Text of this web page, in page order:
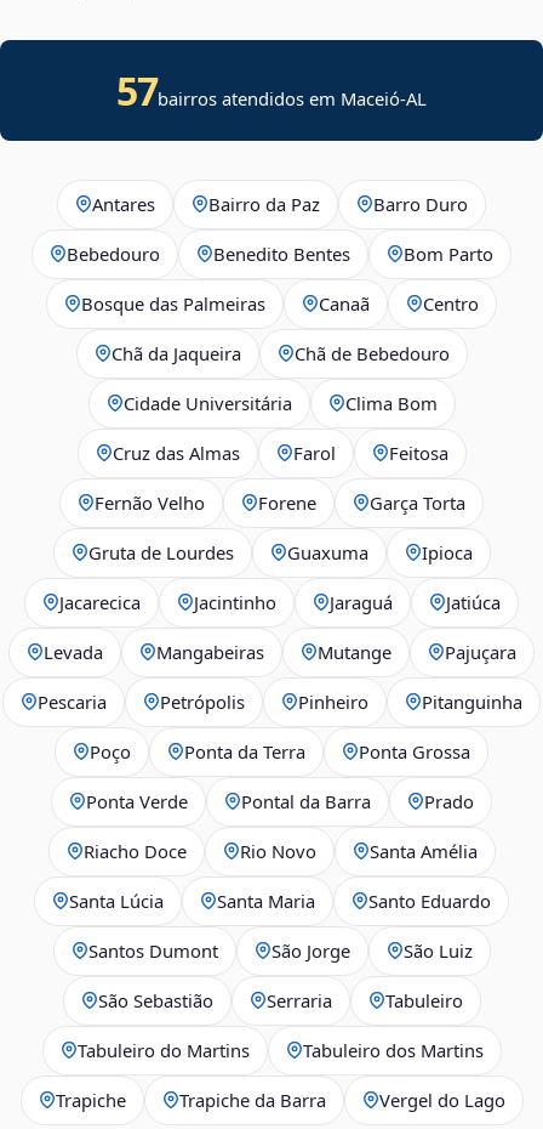
57bairros atendidos em Maceió-AL
Antares Bairro da Paz Barro Duro
Bebedouro Benedito Bentes Bom Parto
Bosque das Palmeiras Canaã Centro
Chã da Jaqueira Chã de Bebedouro
Cidade Universitária Clima Bom
Cruz das Almas Farol Feitosa
Fernão Velho Forene Garça Torta
Gruta de Lourdes Guaxuma Ipioca
Jacarecica Jacintinho Jaraguá Jatiúca
Levada Mangabeiras Mutange Pajuçara
Pescaria Petrópolis Pinheiro Pitanguinha
Poço Ponta da Terra Ponta Grossa
Ponta Verde Pontal da Barra Prado
Riacho Doce Rio Novo Santa Amélia
Santa Lúcia Santa Maria Santo Eduardo
Santos Dumont São Jorge São Luiz
São Sebastião Serraria Tabuleiro
Tabuleiro do Martins Tabuleiro dos Martins
Trapiche Trapiche da Barra Vergel do Lago